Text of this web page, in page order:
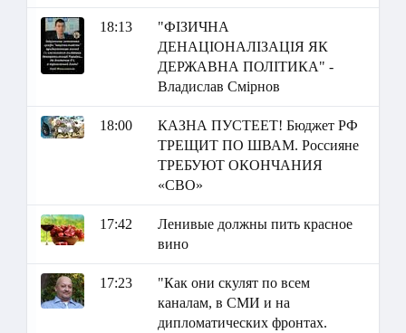
18:13
"ФІЗИЧНА
ДЕНАЦІОНАЛІЗАЦІЯ ЯК
ДЕРЖАВНА ПОЛІТИКА" -
Владислав Смірнов
18:00
КАЗНА ПУСТЕЕТ! Бюджет РФ
ТРЕЩИТ ПО ШВАМ. Россияне
ТРЕБУЮТ ОКОНЧАНИЯ
«СВО»
17:42
Ленивые должны пить красное
вино
17:23
"Как они скулят по всем
каналам, в СМИ и на
дипломатических фронтах.